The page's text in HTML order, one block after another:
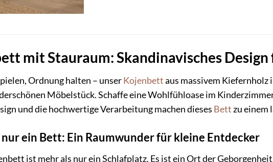
mit Stauraum: Skandinavisches
Ordnung halten – unserKojenbettaus massivem Kiefernholz
Möbelstück. Schaffe eine Wohlfühloase im
und die hochwertige Verarbeitung machen dieses Bettzu einem
ein Bett: Ein Raumwunder für kleine Entdecker
ist mehr als nur ein Schlafplatz. Es ist ein Ort der